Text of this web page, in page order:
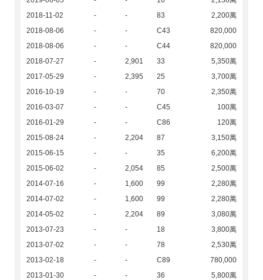
2018-11-02
- - 83
2,200萬
2018-08-06
- - C43
820,000
2018-08-06
- - C44
820,000
2018-07-27
- 2,901 33
5,350萬
2017-05-29
- 2,395 25
3,700萬
2016-10-19
- - 70
2,350萬
2016-03-07
- - C45
100萬
2016-01-29
- - C86
120萬
2015-08-24
- 2,204 87
3,150萬
2015-06-15
- - 35
6,200萬
2015-06-02
- 2,054 85
2,500萬
2014-07-16
- 1,600 99
2,280萬
2014-07-02
- 1,600 99
2,280萬
2014-05-02
- 2,204 89
3,080萬
2013-07-23
- - 18
3,800萬
2013-07-02
- - 78
2,530萬
2013-02-18
- - C89
780,000
2013-01-30
- - 36
5,800萬